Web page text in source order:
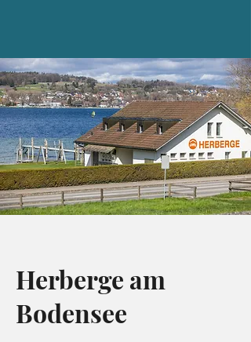
Herberge am
Bodensee